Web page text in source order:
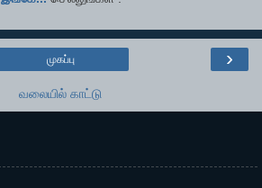
›
முகப்பு
வலையில் காட்டு